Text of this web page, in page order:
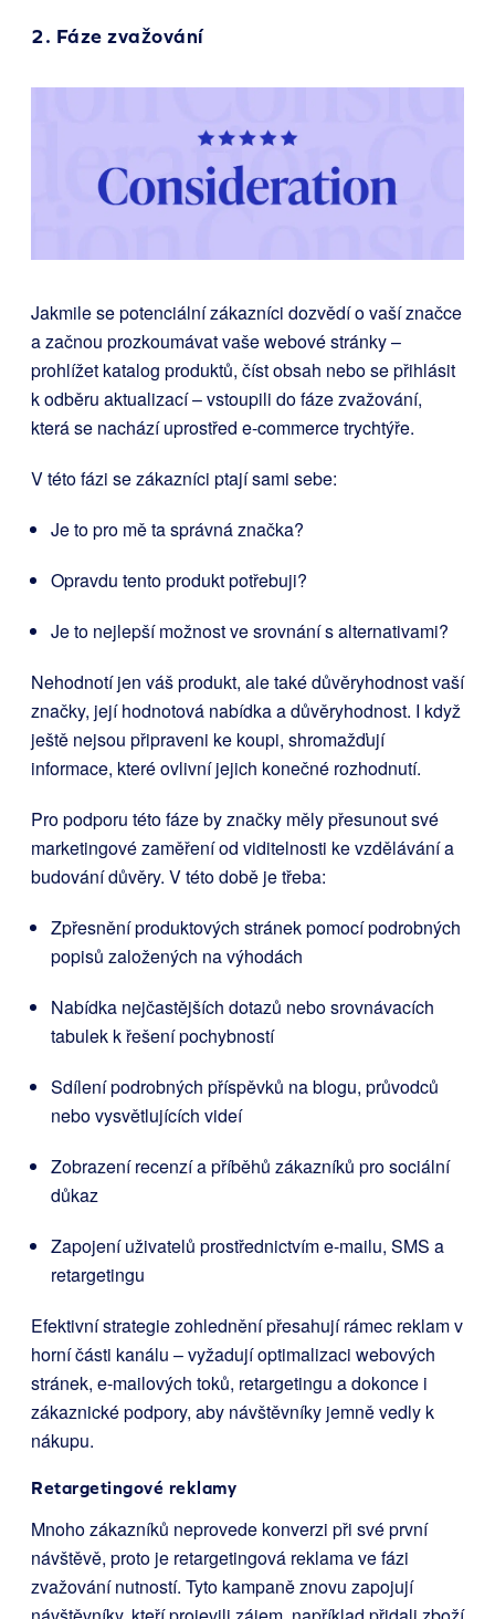
2. Fáze zvažování
Jakmile se potenciální zákazníci dozvědí o vaší značce
a začnou prozkoumávat vaše webové stránky –
prohlížet katalog produktů, číst obsah nebo se přihlásit
k odběru aktualizací – vstoupili do fáze zvažování,
která se nachází uprostřed e-commerce trychtýře.
V této fázi se zákazníci ptají sami sebe:
Je to pro mě ta správná značka?
Opravdu tento produkt potřebuji?
Je to nejlepší možnost ve srovnání s alternativami?
Nehodnotí jen váš produkt, ale také důvěryhodnost vaší
značky, její hodnotová nabídka a důvěryhodnost. I když
ještě nejsou připraveni ke koupi, shromažďují
informace, které ovlivní jejich konečné rozhodnutí.
Pro podporu této fáze by značky měly přesunout své
marketingové zaměření od viditelnosti ke vzdělávání a
budování důvěry. V této době je třeba:
Zpřesnění produktových stránek pomocí podrobných
popisů založených na výhodách
Nabídka nejčastějších dotazů nebo srovnávacích
tabulek k řešení pochybností
Sdílení podrobných příspěvků na blogu, průvodců
nebo vysvětlujících videí
Zobrazení recenzí a příběhů zákazníků pro sociální
důkaz
Zapojení uživatelů prostřednictvím e-mailu, SMS a
retargetingu
Efektivní strategie zohlednění přesahují rámec reklam v
horní části kanálu – vyžadují optimalizaci webových
stránek, e-mailových toků, retargetingu a dokonce i
zákaznické podpory, aby návštěvníky jemně vedly k
nákupu.
Retargetingové reklamy
Mnoho zákazníků neprovede konverzi při své první
návštěvě, proto je retargetingová reklama ve fázi
zvažování nutností. Tyto kampaně znovu zapojují